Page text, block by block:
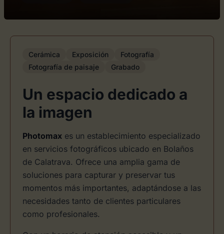
Cerámica Exposición
Fotografía
Fotografía de paisaje
Grabado
Un espacio dedicado a
la imagen
Photomax es un establecimiento especializado
en servicios fotográficos ubicado en Bolaños
de Calatrava. Ofrece una amplia gama de
soluciones para capturar y preservar tus
momentos más importantes, adaptándose a las
necesidades tanto de clientes particulares
como profesionales.